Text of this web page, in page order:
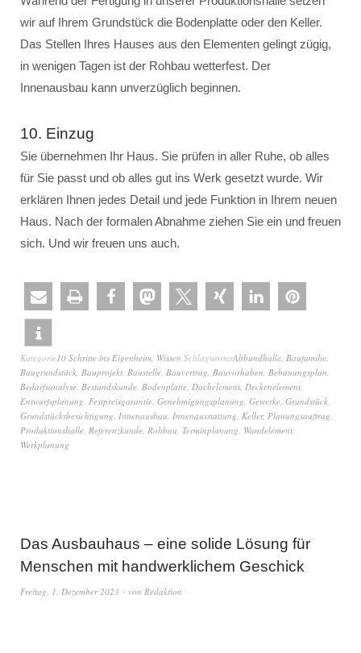
wir auf Ihrem Grundstück die Bodenplatte oder den Keller.
Das Stellen Ihres Hauses aus den Elementen gelingt zügig,
in wenigen Tagen ist der Rohbau wetterfest. Der
Innenausbau kann unverzüglich beginnen.
10. Einzug
Sie übernehmen Ihr Haus. Sie prüfen in aller Ruhe, ob alles
für Sie passt und ob alles gut ins Werk gesetzt wurde. Wir
erklären Ihnen jedes Detail und jede Funktion in Ihrem neuen
Haus. Nach der formalen Abnahme ziehen Sie ein und freuen
sich. Und wir freuen uns auch.
Kategorie10 Schritte ins Eigenheim, Wissen SchlagwörterAbbundhalle, Baufamilie,
Baugrundstück, Bauprojekt, Baustelle, Bauvertrag, Bauvorhaben, Bebauungsplan,
Bedarfsanalyse, Bestandskunde, Bodenplatte, Dachelement, Deckenelement,
Entwurfsplanung, Festpreisgarantie, Genehmigungsplanung, Gewerke, Grundstück,
Grundstücksbesichtigung, Innenausbau, Innenausstattung, Keller, Planungsauftrag,
Produktionshalle, Referenzkunde, Rohbau, Terminplanung, Wandelement,
Werkplanung
Das Ausbauhaus – eine solide Lösung für
Menschen mit handwerklichem Geschick
Freitag, 1. Dezember 2023 von Redaktion